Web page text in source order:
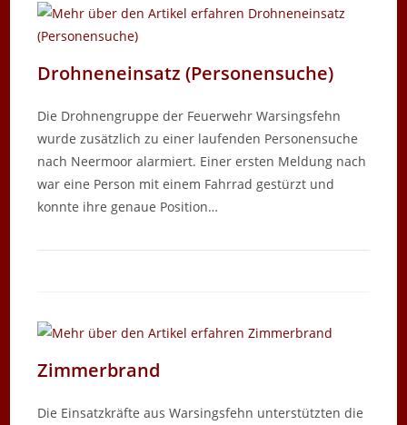
Drohneneinsatz (Personensuche)
Die Drohnengruppe der Feuerwehr Warsingsfehn
wurde zusätzlich zu einer laufenden Personensuche
nach Neermoor alarmiert. Einer ersten Meldung nach
war eine Person mit einem Fahrrad gestürzt und
konnte ihre genaue Position…
Zimmerbrand
Die Einsatzkräfte aus Warsingsfehn unterstützten die